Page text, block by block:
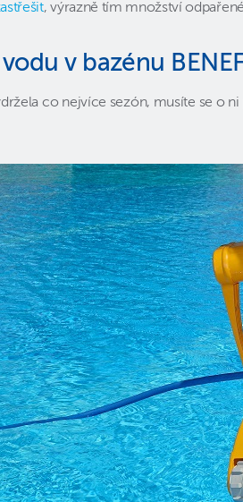
, výrazně tím množství
v bazénu
co nejvíce sezón, musíte se o